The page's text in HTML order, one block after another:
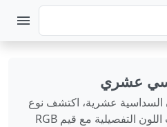
عشري
عشرية، اكتشف نوع
التنسيق، واعرض معلومات اللون التفصيلية مع قيم RGB